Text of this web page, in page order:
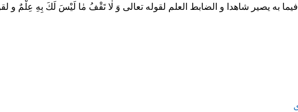
۱۴۰۳ الطرف الثاني فيما به يصير شاهدا‌ و الضابط العلم لقوله تعالى وَ لٰا تَقْفُ مٰا